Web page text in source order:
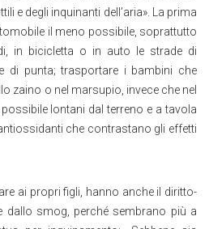
e degli inquinanti dell’aria». La prima
il meno possibile, soprattutto
in bicicletta o in auto le strade di
di punta; trasportare i bambini che
zaino o nel marsupio, invece che nel
lontani dal terreno e a tavola
che contrastano gli effetti
ai propri figli, hanno anche il diritto-
dallo smog, perché sembrano più a